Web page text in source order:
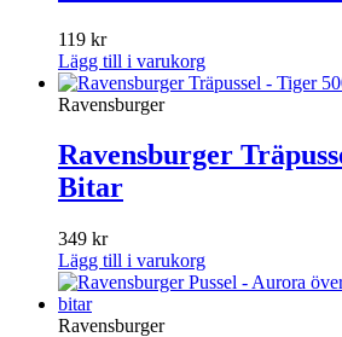
119 kr
Lägg till i varukorg
Ravensburger
Ravensburger
Bitar
349 kr
Lägg till i varukorg
Ravensburger